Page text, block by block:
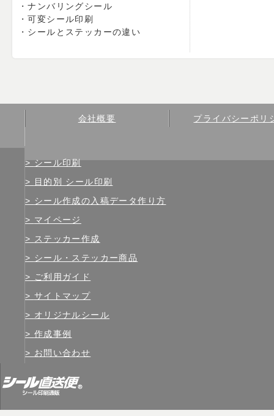
ナンバリングシール
可変シール印刷
シールとステッカーの違い
会社概要 プライバシーポリ
シール印刷
目的別 シール印刷
シール作成の入稿データ作り方
マイページ
ステッカー作成
シール・ステッカー商品
ご利用ガイド
サイトマップ
オリジナルシール
作成事例
お問い合わせ